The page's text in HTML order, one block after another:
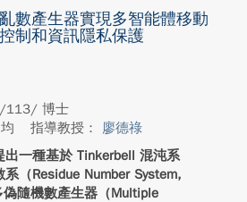
數產生器實現多智能體移動
制和資訊隱私保護
/113/ 博士
指導教授： 廖德祿
出一種基於 Tinkerbell 混沌系
系（Residue Number System,
偽隨機數產生器（Multiple